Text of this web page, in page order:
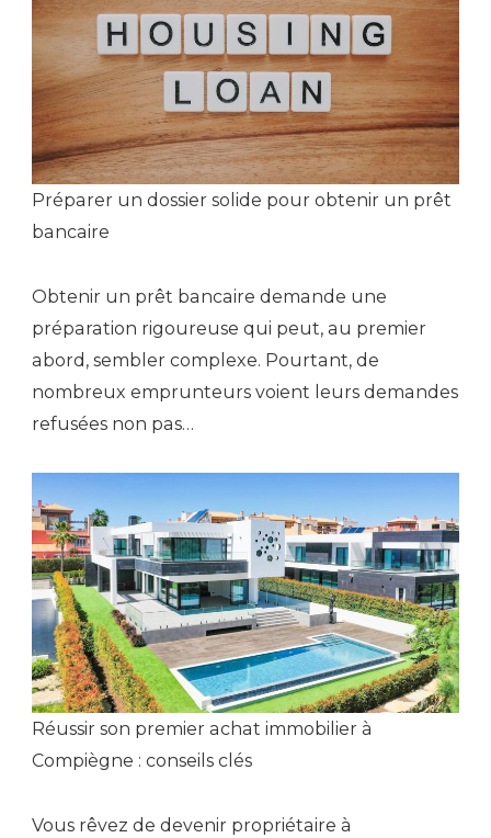
Préparer un dossier solide pour obtenir un prêt
bancaire
Obtenir un prêt bancaire demande une
préparation rigoureuse qui peut, au premier
abord, sembler complexe. Pourtant, de
nombreux emprunteurs voient leurs demandes
refusées non pas…
Réussir son premier achat immobilier à
Compiègne : conseils clés
Vous rêvez de devenir propriétaire à